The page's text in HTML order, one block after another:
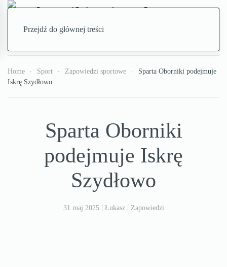
Przejdź do głównej treści
Home Sport Zapowiedzi sportowe
Sparta Oborniki podejmuje
Iskrę Szydłowo
Sparta Oborniki
podejmuje Iskrę
Szydłowo
31 maj 2025| Łukasz | Zapowiedzi